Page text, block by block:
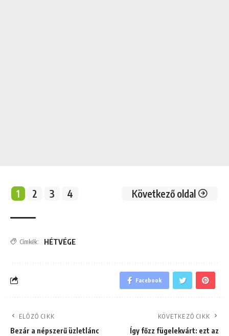
1 2 3 4 Következő oldal
Címkék: HÉTVÉGE
Facebook
ELŐZŐ CIKK
Bezár a népszerű üzletlánc
KÖVETKEZŐ CIKK
Így főzz fügelekvárt: ezt az